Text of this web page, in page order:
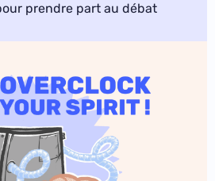
prendre part au débat